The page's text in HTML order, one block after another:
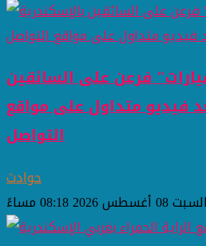
فرعن على السائقين
فيديو متداول على مواقع
التواصل
حوادث
السبت 08 أغسطس 2026 08:18 مساءً